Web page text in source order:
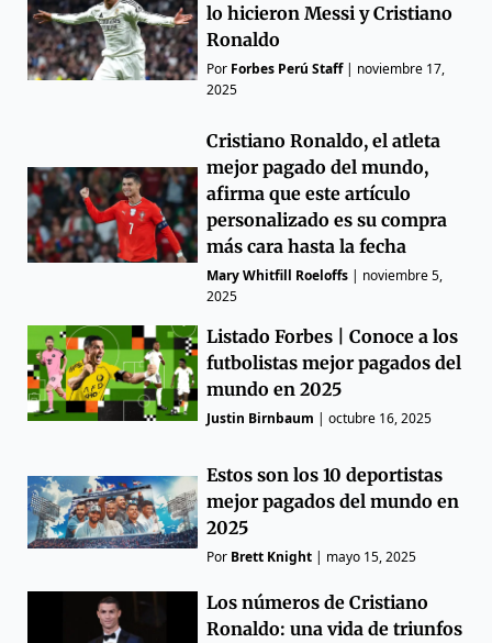
lo hicieron Messi y Cristiano
Ronaldo
Por Forbes Perú Staff| noviembre 17,
2025
Cristiano Ronaldo, el atleta
mejor pagado del mundo,
afirma que este artículo
personalizado es su compra
más cara hasta la fecha
Mary Whitfill Roeloffs | noviembre 5,
2025
Listado Forbes | Conoce a los
futbolistas mejor pagados del
mundo en 2025
Justin Birnbaum |octubre 16, 2025
Estos son los 10 deportistas
mejor pagados del mundo en
2025
Por Brett Knight | mayo 15, 2025
Los números de Cristiano
Ronaldo: una vida de triunfos